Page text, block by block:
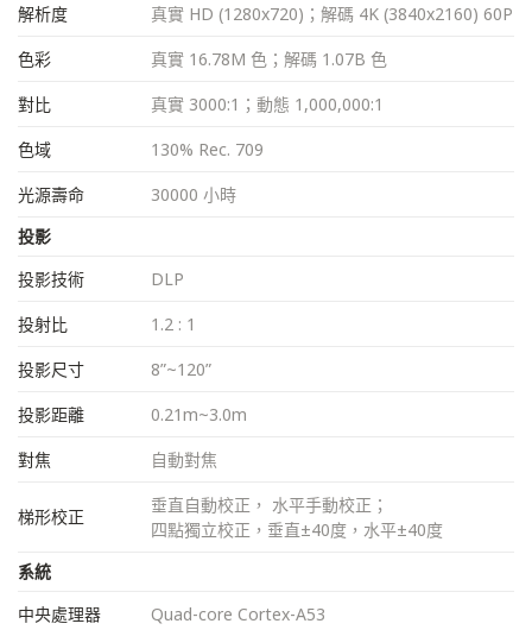
解析度
真實 HD (1280x720)；解碼 4K (3840x2160) 60P
色彩
真實 16.78M 色；解碼 1.07B 色
對比
真實 3000:1；動態 1,000,000:1
色域
130% Rec. 709
光源壽命
30000 小時
投影
投影技術
DLP
投射比
1.2 : 1
投影尺寸
8”~120”
投影距離
0.21m~3.0m
對焦
自動對焦
梯形校正
垂直自動校正， 水平手動校正；
四點獨立校正，垂直±40度，水平±40度
系統
中央處理器
Quad-core Cortex-A53